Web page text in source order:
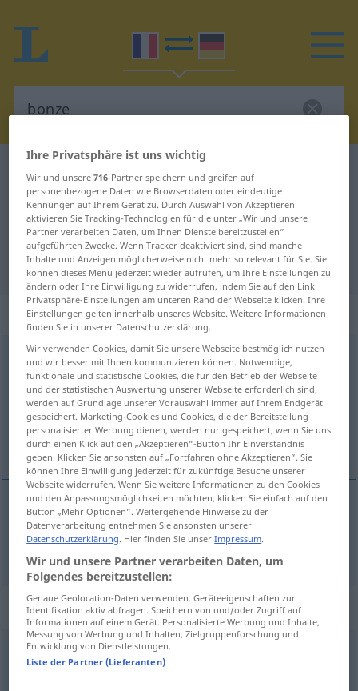
Französisch-Deutsch Übersetzung
für "bonze"
"bonze" Deutsch Übersetzung
„bonze“: masculin
bonze [bõz]m
Übersicht aller Übersetzungen
(Für mehr Details die Übersetzung anklicken/antippen)
Bonze
Bonzem bonze REL a. FIG
Synonyme für "bonze"
moine,prêtre,mandarin,intellectuel
Ihre Privatsphäre ist uns wichtig
Wir und unsere716-Partner speichern und greifen auf
personenbezogene Daten wie Browserdaten oder eindeutige
Kennungen auf Ihrem Gerät zu. Durch Auswahl von Akzeptieren
aktivieren Sie Tracking-Technologien für die unter „Wir und unsere
Partner verarbeiten Daten, um Ihnen Dienste bereitzustellen“
aufgeführten Zwecke. Wenn Tracker deaktiviert sind, sind manche
Inhalte und Anzeigen möglicherweise nicht mehr so relevant für Sie. Sie
können dieses Menü jederzeit wieder aufrufen, um Ihre Einstellungen zu
ändern oder Ihre Einwilligung zu widerrufen, indem Sie auf den Link
Privatsphäre-Einstellungen am unteren Rand der Webseite klicken. Ihre
Einstellungen gelten innerhalb unseres Website. Weitere Informationen
finden Sie in unserer Datenschutzerklärung.
Wir verwenden Cookies, damit Sie unsere Webseite bestmöglich nutzen
und wir besser mit Ihnen kommunizieren können. Notwendige,
funktionale und statistische Cookies, die für den Betrieb der Webseite
und der statistischen Auswertung unserer Webseite erforderlich sind,
werden auf Grundlage unserer Vorauswahl immer auf Ihrem Endgerät
gespeichert. Marketing-Cookies und Cookies, die der Bereitstellung
personalisierter Werbung dienen, werden nur gespeichert, wenn Sie uns
durch einen Klick auf den „Akzeptieren“-Button Ihr Einverständnis
geben. Klicken Sie ansonsten auf „Fortfahren ohne Akzeptieren“. Sie
können Ihre Einwilligung jederzeit für zukünftige Besuche unserer
Webseite widerrufen. Wenn Sie weitere Informationen zu den Cookies
und den Anpassungsmöglichkeiten möchten, klicken Sie einfach auf den
Button „Mehr Optionen“. Weitergehende Hinweise zu der
Datenverarbeitung entnehmen Sie ansonsten unserer
Datenschutzerklärung. Hier finden Sie unserImpressum.
Wir und unsere Partner verarbeiten Daten, um
Folgendes bereitzustellen:
Genaue Geolocation-Daten verwenden. Geräteeigenschaften zur
Identifikation aktiv abfragen. Speichern von und/oder Zugriff auf
Informationen auf einem Gerät. Personalisierte Werbung und Inhalte,
Messung von Werbung und Inhalten, Zielgruppenforschung und
Entwicklung von Dienstleistungen.
Liste der Partner (Lieferanten)